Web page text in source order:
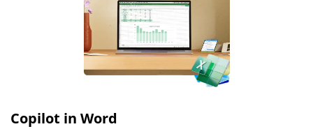
Copilot in Word